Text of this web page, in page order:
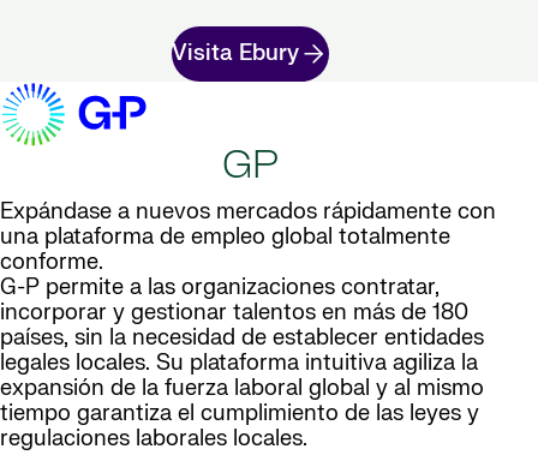
Visita Ebury
GP
Expándase a nuevos mercados rápidamente con
una plataforma de empleo global totalmente
conforme.
G-P permite a las organizaciones contratar,
incorporar y gestionar talentos en más de 180
países, sin la necesidad de establecer entidades
legales locales. Su plataforma intuitiva agiliza la
expansión de la fuerza laboral global y al mismo
tiempo garantiza el cumplimiento de las leyes y
regulaciones laborales locales.